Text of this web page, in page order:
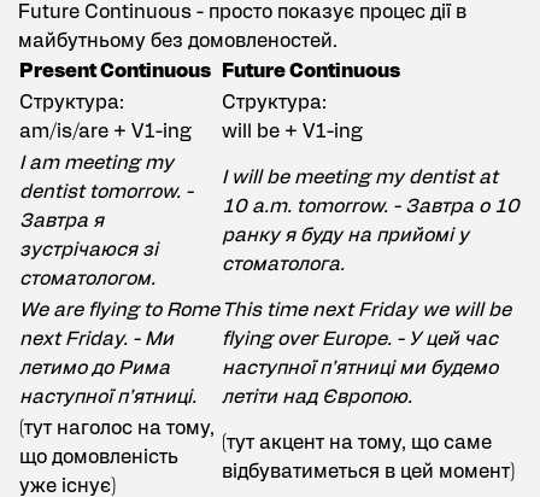
Future Continuous - просто показує процес дії в
майбутньому без домовленостей.
Present Continuous
Future Continuous
Структура:
am/is/are + V1-ing
Структура:
will be + V1-ing
I am meeting my
dentist tomorrow. -
Завтра я
зустрічаюся зі
стоматологом.
I will be meeting my dentist at
10 a.m. tomorrow. - Завтра о 10
ранку я буду на прийомі у
стоматолога.
We are flying to Rome
next Friday. - Ми
летимо до Рима
наступної п’ятниці.
This time next Friday we will be
flying over Europe. - У цей час
наступної п’ятниці ми будемо
летіти над Європою.
(тут наголос на тому,
що домовленість
уже існує)
(тут акцент на тому, що саме
відбуватиметься в цей момент)